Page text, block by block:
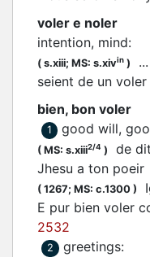
voler e noler
intention, mind:
( s.xiii; MS: s.xivin )
seient de un voler
bien, bon voler
1 good will,
( MS: s.xiii2/4 ) de
Jhesu a ton poeir
( 1267; MS: c.1300 )
E pur bien voler
2532
2 greetings: